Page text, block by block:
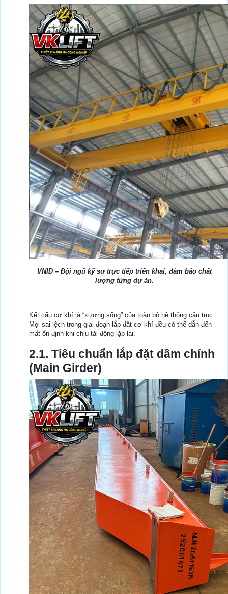
VNID – Đội ngũ kỹ sư trực tiếp triển khai, đảm bảo chất
lượng từng dự án.
Kết cấu cơ khí là “xương sống” của toàn bộ hệ thống cầu trục.
Mọi sai lệch trong giai đoạn lắp đặt cơ khí đều có thể dẫn đến
mất ổn định khi chịu tải động lặp lại.
2.1. Tiêu chuẩn lắp đặt dầm chính
(Main Girder)